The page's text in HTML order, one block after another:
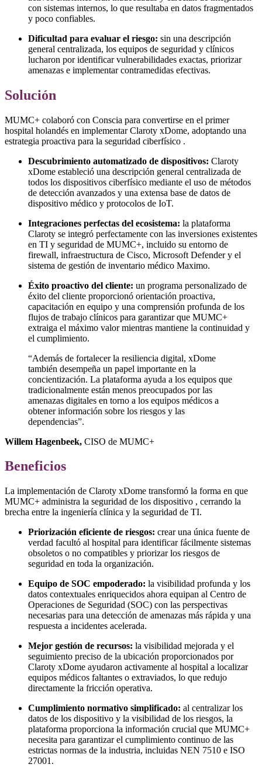
con sistemas internos, lo que resultaba en datos fragmentados
y poco confiables.
Dificultad para evaluar el riesgo: sin una descripción
general centralizada, los equipos de seguridad y clínicos
lucharon por identificar vulnerabilidades exactas, priorizar
amenazas e implementar contramedidas efectivas.
Solución
MUMC+ colaboró con Conscia para convertirse en el primer
hospital holandés en implementar Claroty xDome, adoptando una
estrategia proactiva para la seguridad ciberfísico .
Descubrimiento automatizado de dispositivos: Claroty
xDome estableció una descripción general centralizada de
todos los dispositivos ciberfísico mediante el uso de métodos
de detección avanzados y una extensa base de datos de
dispositivo médico y protocolos de IoT.
Integraciones perfectas del ecosistema: la plataforma
Claroty se integró perfectamente con las inversiones existentes
en TI y seguridad de MUMC+, incluido su entorno de
firewall, infraestructura de Cisco, Microsoft Defender y el
sistema de gestión de inventario médico Maximo.
Éxito proactivo del cliente: un programa personalizado de
éxito del cliente proporcionó orientación proactiva,
capacitación en equipo y una comprensión profunda de los
flujos de trabajo clínicos para garantizar que MUMC+
extraiga el máximo valor mientras mantiene la continuidad y
el cumplimiento.
“Además de fortalecer la resiliencia digital, xDome
también desempeña un papel importante en la
concientización. La plataforma ayuda a los equipos que
tradicionalmente están menos preocupados por las
amenazas digitales en torno a los equipos médicos a
obtener información sobre los riesgos y las
dependencias”.
Willem Hagenbeek, CISO de MUMC+
Beneficios
La implementación de Claroty xDome transformó la forma en que
MUMC+ administra la seguridad de los dispositivo , cerrando la
brecha entre la ingeniería clínica y la seguridad de TI.
Priorización eficiente de riesgos: crear una única fuente de
verdad facultó al hospital para identificar fácilmente sistemas
obsoletos o no compatibles y priorizar los riesgos de
seguridad en toda la organización.
Equipo de SOC empoderado: la visibilidad profunda y los
datos contextuales enriquecidos ahora equipan al Centro de
Operaciones de Seguridad (SOC) con las perspectivas
necesarias para una detección de amenazas más rápida y una
respuesta a incidentes acelerada.
Mejor gestión de recursos: la visibilidad mejorada y el
seguimiento preciso de la ubicación proporcionados por
Claroty xDome ayudaron activamente al hospital a localizar
equipos médicos faltantes o extraviados, lo que redujo
directamente la fricción operativa.
Cumplimiento normativo simplificado: al centralizar los
datos de los dispositivo y la visibilidad de los riesgos, la
plataforma proporciona la información crucial que MUMC+
necesita para garantizar el cumplimiento continuo de las
estrictas normas de la industria, incluidas NEN 7510 e ISO
27001.